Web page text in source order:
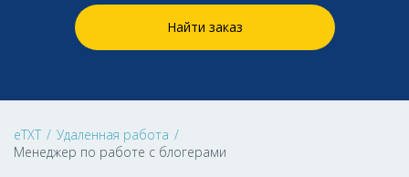
Найти заказ
eTXT / Удаленная работа /
Менеджер по работе с блогерами